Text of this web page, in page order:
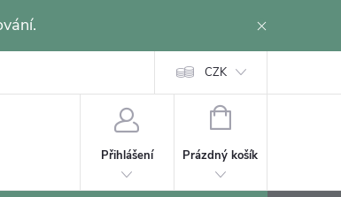
CZK
Přihlášení
NÁKUPNÍ
Prázdný košík